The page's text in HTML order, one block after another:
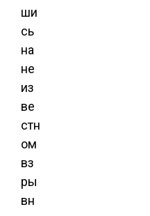
ши
сь
на
не
из
ве
стн
ом
вз
ры
вн